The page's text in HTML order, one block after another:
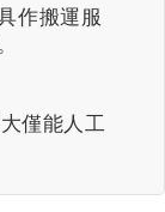
作搬運服
僅能人工